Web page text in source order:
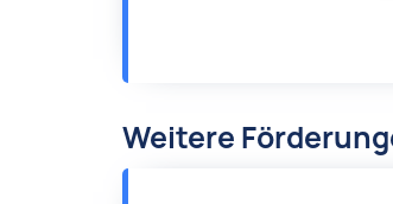
Weitere